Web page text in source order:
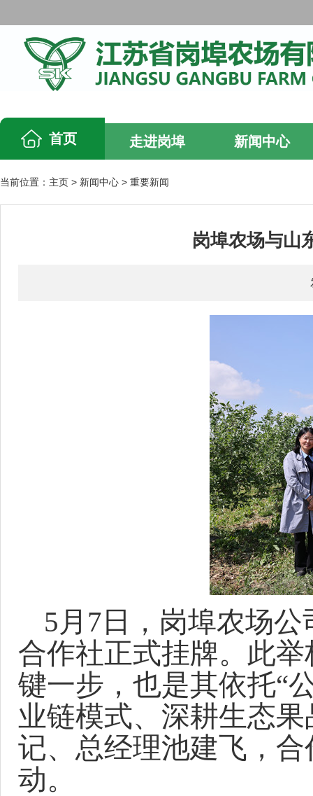
首页 走进岗埠 新闻中心
当前位置： 主页 > 新闻中心 > 重要新闻
岗埠农场与山
5月7日，岗埠农场
合作社正式挂牌。此
键一步，也是其依托“
业链模式、深耕生态
记、总经理池建飞，
动。